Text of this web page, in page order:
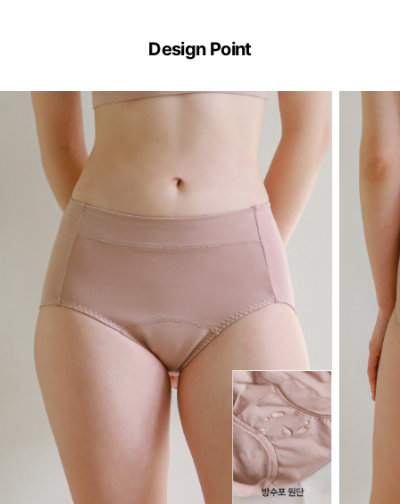
Design Point